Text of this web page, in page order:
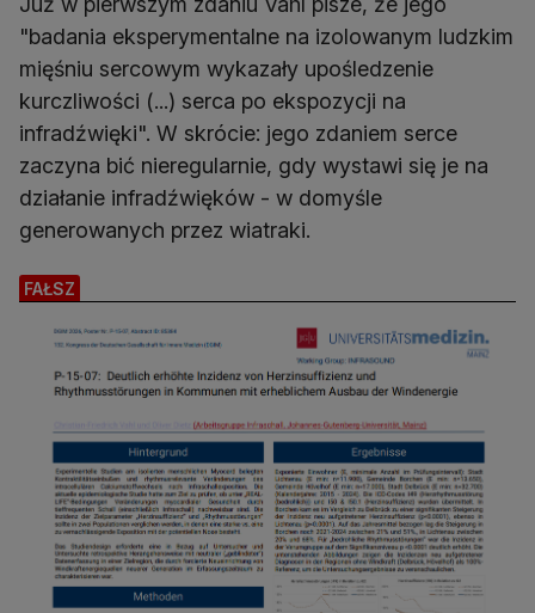
"badania eksperymentalne na izolowanym ludzkim
mięśniu sercowym wykazały upośledzenie
kurczliwości (...) serca po ekspozycji na
infradźwięki". W skrócie: jego zdaniem serce
zaczyna bić nieregularnie, gdy wystawi się je na
działanie infradźwięków - w domyśle
generowanych przez wiatraki.
FAŁSZ